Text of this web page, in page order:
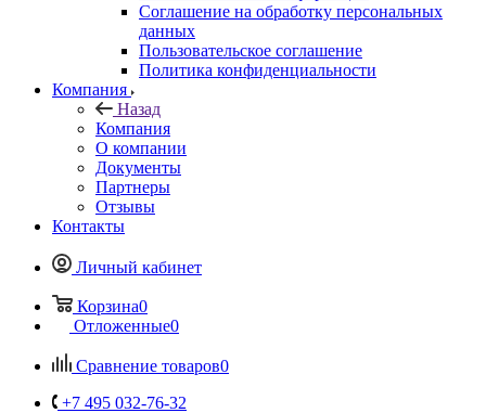
Соглашение на обработку персональных
данных
Пользовательское соглашение
Политика конфиденциальности
Компания
Назад
Компания
О компании
Документы
Партнеры
Отзывы
Контакты
Личный кабинет
Корзина0
Отложенные0
Сравнение товаров0
+7 495 032-76-32